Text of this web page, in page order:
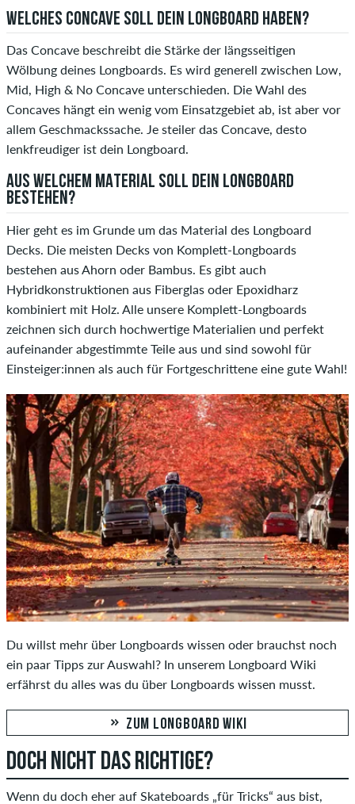
WELCHES CONCAVE SOLL DEIN LONGBOARD HABEN?
Das Concave beschreibt die Stärke der längsseitigen
Wölbung deines Longboards. Es wird generell zwischen Low,
Mid, High & No Concave unterschieden. Die Wahl des
Concaves hängt ein wenig vom Einsatzgebiet ab, ist aber vor
allem Geschmackssache. Je steiler das Concave, desto
lenkfreudiger ist dein Longboard.
AUS WELCHEM MATERIAL SOLL DEIN LONGBOARD
BESTEHEN?
Hier geht es im Grunde um das Material des Longboard
Decks. Die meisten Decks von Komplett-Longboards
bestehen aus Ahorn oder Bambus. Es gibt auch
Hybridkonstruktionen aus Fiberglas oder Epoxidharz
kombiniert mit Holz. Alle unsere Komplett-Longboards
zeichnen sich durch hochwertige Materialien und perfekt
aufeinander abgestimmte Teile aus und sind sowohl für
Einsteiger:innen als auch für Fortgeschrittene eine gute Wahl!
Du willst mehr über Longboards wissen oder brauchst noch
ein paar Tipps zur Auswahl? In unserem Longboard Wiki
erfährst du alles was du über Longboards wissen musst.
ZUM LONGBOARD WIKI
DOCH NICHT DAS RICHTIGE?
Wenn du doch eher auf Skateboards „für Tricks“ aus bist,